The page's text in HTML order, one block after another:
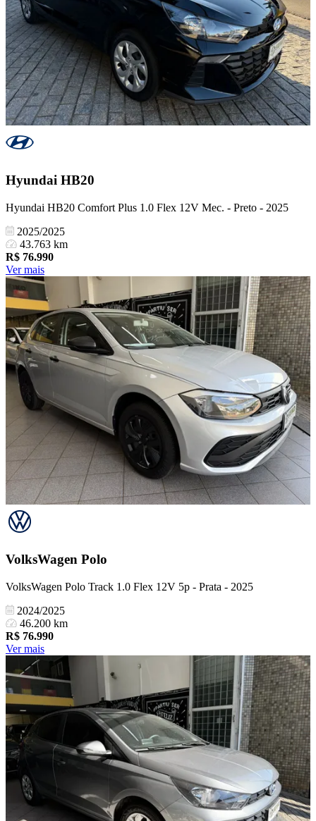
Hyundai HB20
Hyundai HB20 Comfort Plus 1.0 Flex 12V Mec. - Preto - 2025
2025/2025
43.763 km
R$ 76.990
Ver mais
VolksWagen Polo
VolksWagen Polo Track 1.0 Flex 12V 5p - Prata - 2025
2024/2025
46.200 km
R$ 76.990
Ver mais